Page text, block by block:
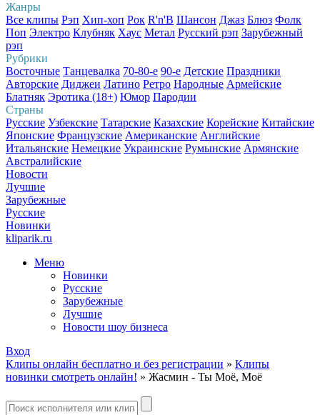
Жанры
Все клипы Рэп Хип-хоп Рок R'n'B Шансон Джаз Блюз Фолк
Поп Электро Клубняк Хаус Метал Русский рэп Зарубежный
рэп
Рубрики
Восточные Танцевалка 70-80-е 90-е Детские Праздники
Авторские Диджеи Латино Ретро Народные Армейские
Блатняк Эротика (18+) Юмор Пародии
Страны
Русские Узбекские Татарские Казахские Корейские Китайские
Японские Французские Американские Английские
Итальянские Немецкие Украинские Румынские Армянские
Австралийские
Новости
Лучшие
Зарубежные
Русские
Новинки
kliparik.ru
Меню
Новинки
Русские
Зарубежные
Лучшие
Новости шоу бизнеса
Вход
Клипы онлайн бесплатно и без регистрации » Клипы
новинки смотреть онлайн! » Жасмин - Ты Моё, Моё